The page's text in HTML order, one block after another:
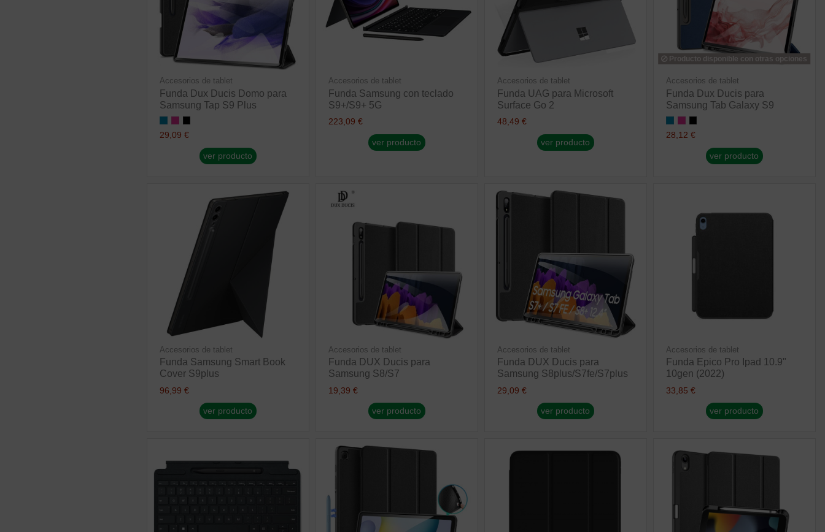
Accesorios de tablet
Funda Dux Ducis Domo para
Samsung Tap S9 Plus
29,09 €
ver producto
Accesorios de tablet
Funda Samsung con teclado
S9+/S9+ 5G
223,09 €
ver producto
Accesorios de tablet
Funda UAG para Microsoft
Surface Go 2
48,49 €
ver producto
Producto disponible con otras opciones
Accesorios de tablet
Funda Dux Ducis para
Samsung Tab Galaxy S9
28,12 €
ver producto
Accesorios de tablet
Funda Samsung Smart Book
Cover S9plus
96,99 €
ver producto
Accesorios de tablet
Funda DUX Ducis para
Samsung S8/S7
19,39 €
ver producto
Accesorios de tablet
Funda DUX Ducis para
Samsung S8plus/S7fe/S7plus
29,09 €
ver producto
Accesorios de tablet
Funda Epico Pro Ipad 10.9"
10gen (2022)
33,85 €
ver producto